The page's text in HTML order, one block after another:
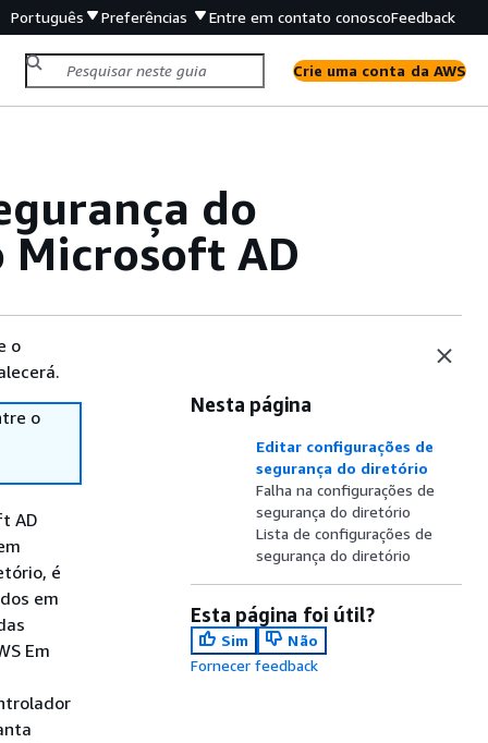
Português Preferências Entre em contato conoscoFeedback
Crie uma conta da AWS
do
Microsoft AD
o
o
AD
é
em
Em
Nesta página
Editar configurações de
segurança do diretório
Falha na configurações de
segurança do diretório
Lista de configurações de
segurança do diretório
Esta página foi útil?
Sim
Não
Fornecer feedback